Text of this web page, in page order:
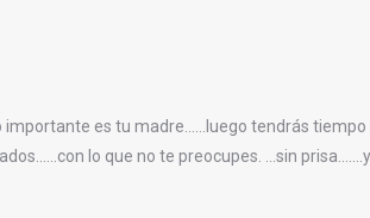
importante es tu madre……luego tendrás
lo que no te preocupes. …sin